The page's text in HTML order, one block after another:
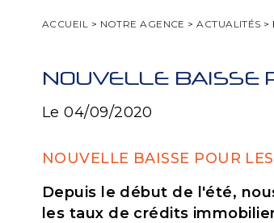
ACCUEIL > NOTRE AGENCE >ACTUALITÉS >
NOUVELLE BAISSE
Le 04/09/2020
NOUVELLE BAISSE POUR
Depuis le début de l'été,
les taux de crédits